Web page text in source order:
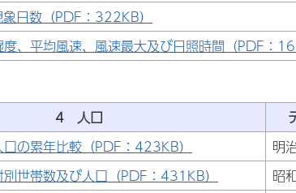
日数（PDF：322KB）
、平均風速、風速最大及び日照時間（PDF：
4 人口
の累年比較（PDF：423KB）
明
世帯数及び人口（PDF：431KB）
昭